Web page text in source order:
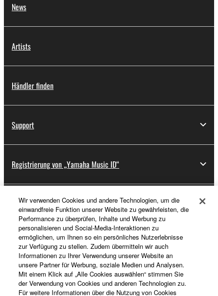
News
Artists
Händler finden
Support
Registrierung von „Yamaha Music ID“
Über Yamaha
Deutschland - German
Business
Wir verwenden Cookies und andere Technologien, um die
einwandfreie Funktion unserer Website zu gewährleisten, die
Performance zu überprüfen, Inhalte und Werbung zu
personalisieren und Social-Media-Interaktionen zu
ermöglichen, um Ihnen so ein persönliches Nutzerlebnisse
zur Verfügung zu stellen. Zudem übermitteln wir auch
Informationen zu Ihrer Verwendung unserer Website an
unsere Partner für Werbung, soziale Medien und Analysen.
Mit einem Klick auf „Alle Cookies auswählen“ stimmen Sie
der Verwendung von Cookies und anderen Technologien zu.
Für weitere Informationen über die Nutzung von Cookies